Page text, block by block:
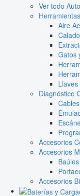
Ver todo
Aire
Gatos
Llaves
Diagnóstico
Accesorios
Accesorios
Accesorios